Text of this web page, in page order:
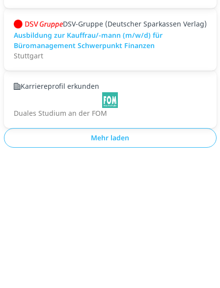
DSV-Gruppe (Deutscher Sparkassen Verlag)
Ausbildung zur Kauffrau/-mann (m/w/d) für
Büromanagement Schwerpunkt Finanzen
Stuttgart
Karriereprofil erkunden
Duales Studium an der FOM
Mehr laden